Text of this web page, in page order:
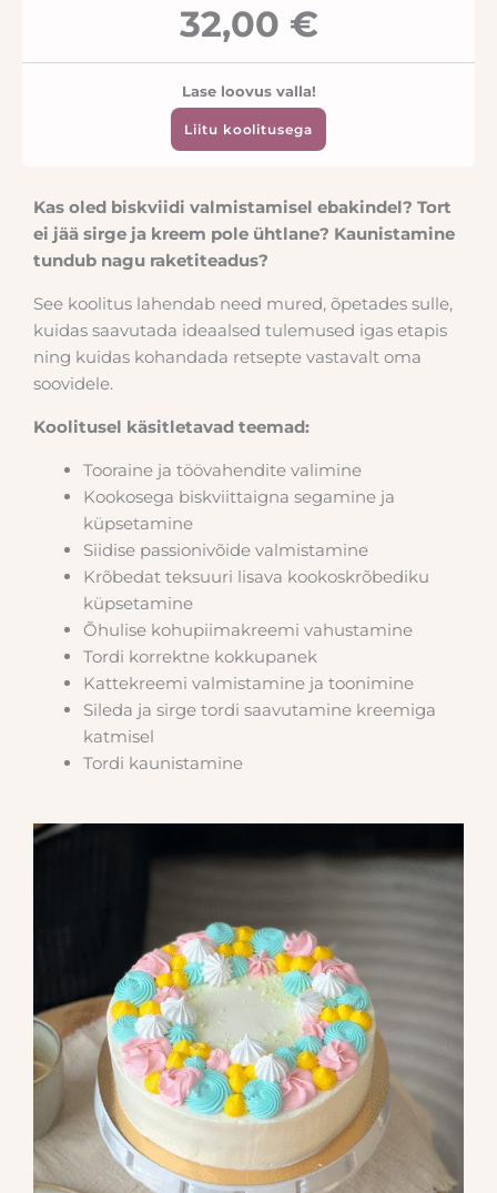
32,00 €
Lase loovus valla!
Liitu koolitusega
Kas oled biskviidi valmistamisel ebakindel? Tort
ei jää sirge ja kreem pole ühtlane? Kaunistamine
tundub nagu raketiteadus?
See koolitus lahendab need mured, õpetades sulle,
kuidas saavutada ideaalsed tulemused igas etapis
ning kuidas kohandada retsepte vastavalt oma
soovidele.
Koolitusel käsitletavad teemad:
Tooraine ja töövahendite valimine
Kookosega biskviittaigna segamine ja
küpsetamine
Siidise passionivõide valmistamine
Krõbedat teksuuri lisava kookoskrõbediku
küpsetamine
Õhulise kohupiimakreemi vahustamine
Tordi korrektne kokkupanek
Kattekreemi valmistamine ja toonimine
Sileda ja sirge tordi saavutamine kreemiga
katmisel
Tordi kaunistamine